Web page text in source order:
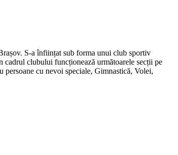
S-a înființat sub forma unui club sportiv
clubului funcționează următoarele secții pe
cu nevoi speciale, Gimnastică, Volei,